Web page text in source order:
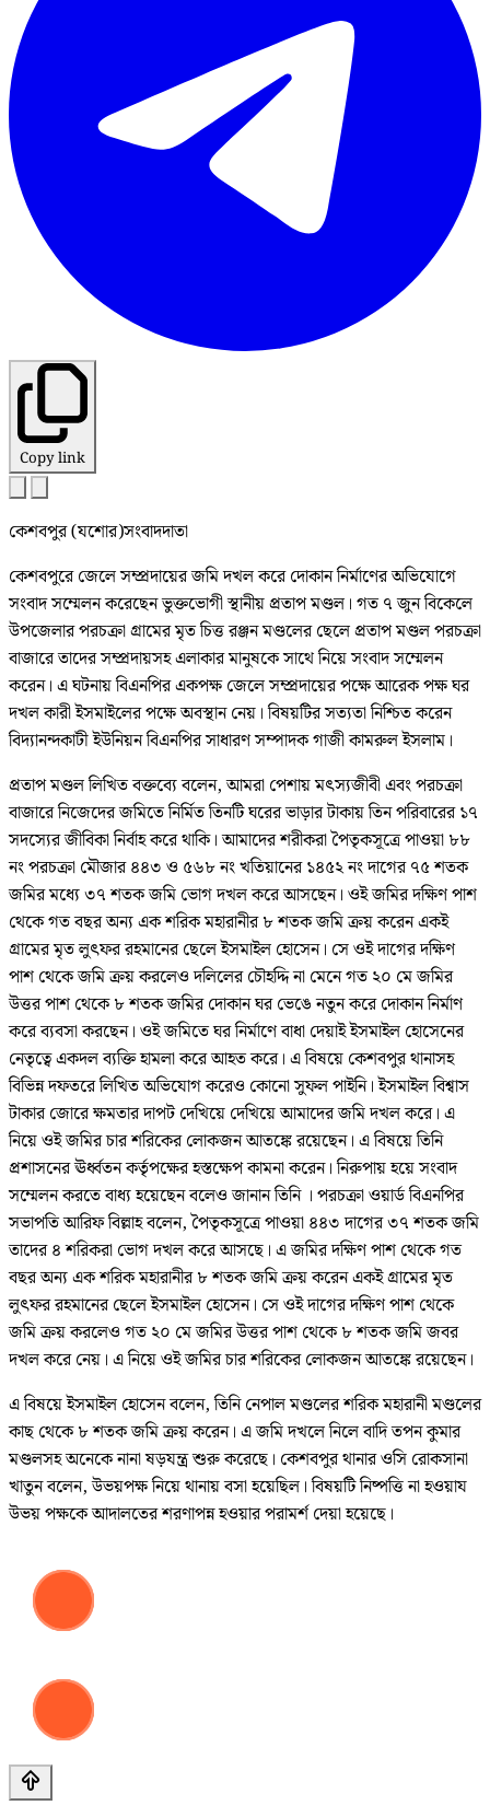
Copy link
কেশবপুর (যশোর)সংবাদদাতা
কেশবপুরে জেলে সম্প্রদায়ের জমি দখল করে দোকান নির্মাণের অভিযোগে
সংবাদ সম্মেলন করেছেন ভুক্তভোগী স্থানীয় প্রতাপ মণ্ডল। গত ৭ জুন বিকেলে
উপজেলার পরচক্রা গ্রামের মৃত চিত্ত রঞ্জন মণ্ডলের ছেলে প্রতাপ মণ্ডল পরচক্রা
বাজারে তাদের সম্প্রদায়সহ এলাকার মানুষকে সাথে নিয়ে সংবাদ সম্মেলন
করেন। এ ঘটনায় বিএনপির একপক্ষ জেলে সম্প্রদায়ের পক্ষে আরেক পক্ষ ঘর
দখল কারী ইসমাইলের পক্ষে অবস্থান নেয়। বিষয়টির সত্যতা নিশ্চিত করেন
বিদ্যানন্দকাটী ইউনিয়ন বিএনপির সাধারণ সম্পাদক গাজী কামরুল ইসলাম।
প্রতাপ মণ্ডল লিখিত বক্তব্যে বলেন, আমরা পেশায় মৎস্যজীবী এবং পরচক্রা
বাজারে নিজেদের জমিতে নির্মিত তিনটি ঘরের ভাড়ার টাকায় তিন পরিবারের ১৭
সদস্যের জীবিকা নির্বাহ করে থাকি। আমাদের শরীকরা পৈতৃকসূত্রে পাওয়া ৮৮
নং পরচক্রা মৌজার ৪৪৩ ও ৫৬৮ নং খতিয়ানের ১৪৫২ নং দাগের ৭৫ শতক
জমির মধ্যে ৩৭ শতক জমি ভোগ দখল করে আসছেন। ওই জমির দক্ষিণ পাশ
থেকে গত বছর অন্য এক শরিক মহারানীর ৮ শতক জমি ক্রয় করেন একই
গ্রামের মৃত লুৎফর রহমানের ছেলে ইসমাইল হোসেন। সে ওই দাগের দক্ষিণ
পাশ থেকে জমি ক্রয় করলেও দলিলের চৌহদ্দি না মেনে গত ২০ মে জমির
উত্তর পাশ থেকে ৮ শতক জমির দোকান ঘর ভেঙে নতুন করে দোকান নির্মাণ
করে ব্যবসা করছেন। ওই জমিতে ঘর নির্মাণে বাধা দেয়াই ইসমাইল হোসেনের
নেতৃত্বে একদল ব্যক্তি হামলা করে আহত করে। এ বিষয়ে কেশবপুর থানাসহ
বিভিন্ন দফতরে লিখিত অভিযোগ করেও কোনো সুফল পাইনি। ইসমাইল বিশ্বাস
টাকার জোরে ক্ষমতার দাপট দেখিয়ে দেখিয়ে আমাদের জমি দখল করে। এ
নিয়ে ওই জমির চার শরিকের লোকজন আতঙ্কে রয়েছেন। এ বিষয়ে তিনি
প্রশাসনের ঊর্ধ্বতন কর্তৃপক্ষের হস্তক্ষেপ কামনা করেন। নিরুপায় হয়ে সংবাদ
সম্মেলন করতে বাধ্য হয়েছেন বলেও জানান তিনি । পরচক্রা ওয়ার্ড বিএনপির
সভাপতি আরিফ বিল্লাহ বলেন, পৈতৃকসূত্রে পাওয়া ৪৪৩ দাগের ৩৭ শতক জমি
তাদের ৪ শরিকরা ভোগ দখল করে আসছে। এ জমির দক্ষিণ পাশ থেকে গত
বছর অন্য এক শরিক মহারানীর ৮ শতক জমি ক্রয় করেন একই গ্রামের মৃত
লুৎফর রহমানের ছেলে ইসমাইল হোসেন। সে ওই দাগের দক্ষিণ পাশ থেকে
জমি ক্রয় করলেও গত ২০ মে জমির উত্তর পাশ থেকে ৮ শতক জমি জবর
দখল করে নেয়। এ নিয়ে ওই জমির চার শরিকের লোকজন আতঙ্কে রয়েছেন।
এ বিষয়ে ইসমাইল হোসেন বলেন, তিনি নেপাল মণ্ডলের শরিক মহারানী মণ্ডলের
কাছ থেকে ৮ শতক জমি ক্রয় করেন। এ জমি দখলে নিলে বাদি তপন কুমার
মণ্ডলসহ অনেকে নানা ষড়যন্ত্র শুরু করেছে। কেশবপুর থানার ওসি রোকসানা
খাতুন বলেন, উভয়পক্ষ নিয়ে থানায় বসা হয়েছিল। বিষয়টি নিষ্পত্তি না হওয়ায
উভয় পক্ষকে আদালতের শরণাপন্ন হওয়ার পরামর্শ দেয়া হয়েছে।